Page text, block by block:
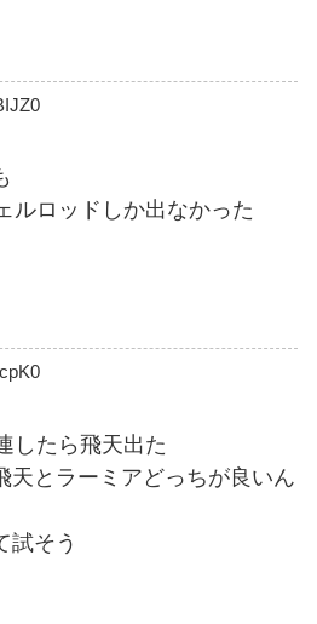
ルロッドしか出なかった
したら飛天出た
天とラーミアどっちが良いん
試そう